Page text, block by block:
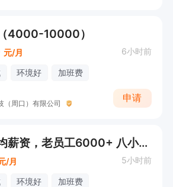
4000-10000）
元/月 6小时前
环境好 加班费
（周口）有限公司
申请
电话客服（平均薪资，老员工6000+ 八小时工作）
/月 5小时前
环境好 加班费